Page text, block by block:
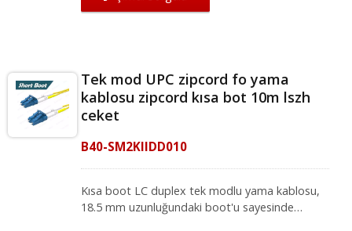
uygulamaları için fiber optik ekipmanlarla
Tek mod UPC zipcord fo yama
kablosu zipcord kısa bot 10m lszh
ceket
B40-SM2KIIDD010
Kısa boot LC duplex tek modlu yama kablosu,
18.5 mm uzunluğundaki boot'u sayesinde